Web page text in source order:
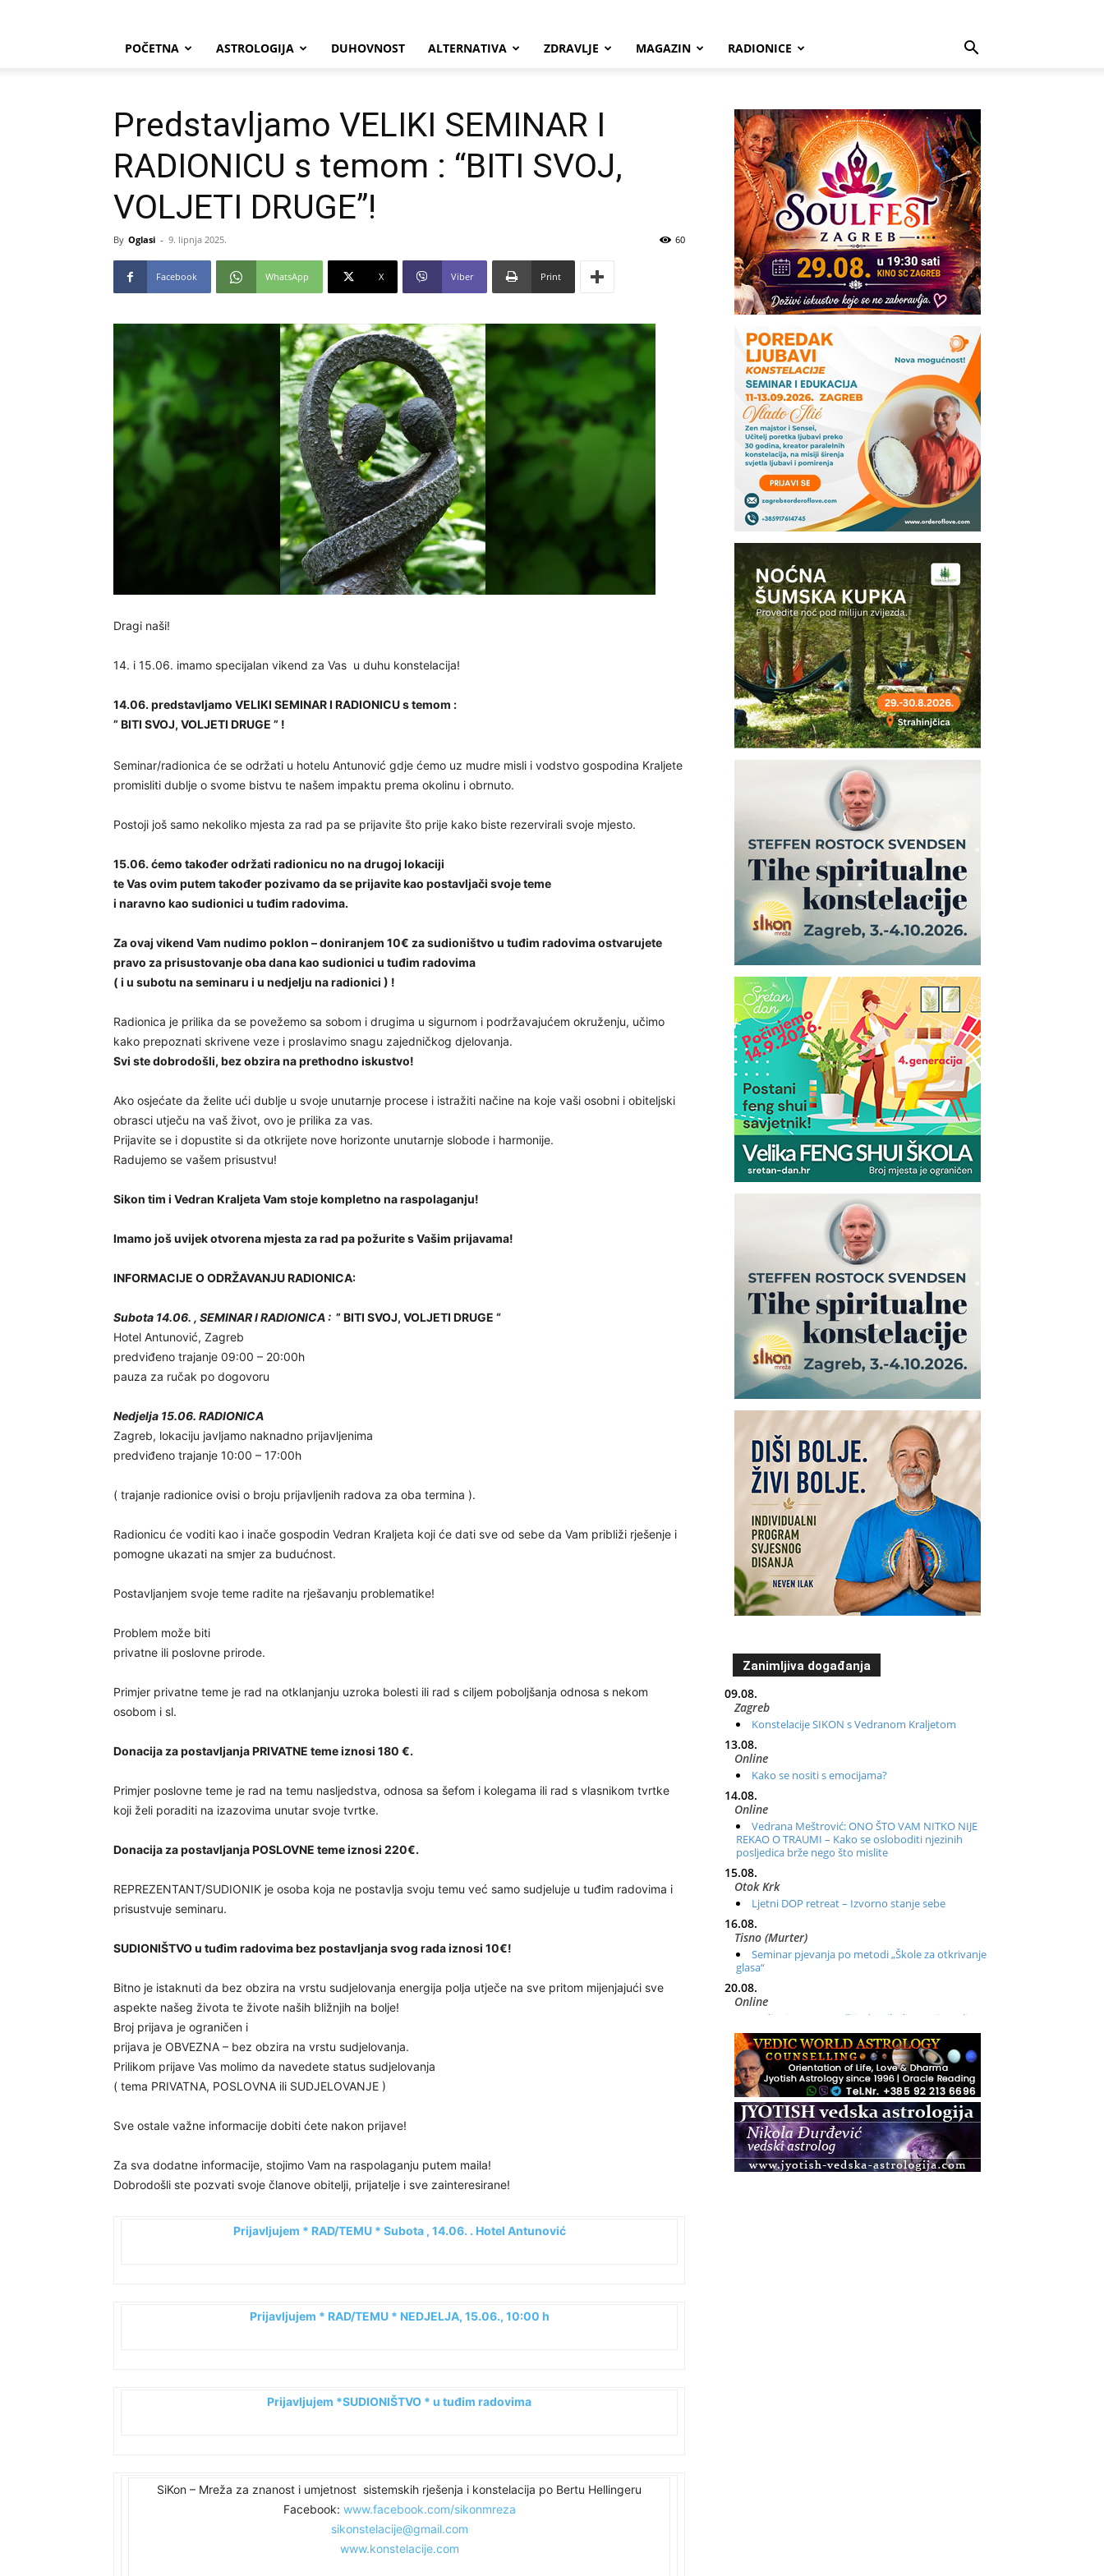
POČETNA ASTROLOGIJA DUHOVNOST ALTERNATIVA ZDRAVLJE MAGAZIN RADIONICE
Predstavljamo VELIKI SEMINAR I
RADIONICU s temom : “BITI SVOJ,
VOLJETI DRUGE”!
By Oglasi - 9. lipnja 2025. 60
Facebook WhatsApp X Viber Print
Dragi naši!
14. i 15.06. imamo specijalan vikend za Vas u duhu konstelacija!
14.06. predstavljamo VELIKI SEMINAR I RADIONICU s temom :
” BITI SVOJ, VOLJETI DRUGE ” !
Seminar/radionica će se održati u hotelu Antunović gdje ćemo uz mudre misli i vodstvo gospodina Kraljete
promisliti dublje o svome bistvu te našem impaktu prema okolinu i obrnuto.
Postoji još samo nekoliko mjesta za rad pa se prijavite što prije kako biste rezervirali svoje mjesto.
15.06. ćemo također održati radionicu no na drugoj lokaciji
te Vas ovim putem također pozivamo da se prijavite kao postavljači svoje teme
i naravno kao sudionici u tuđim radovima.
Za ovaj vikend Vam nudimo poklon – doniranjem 10€ za sudioništvo u tuđim radovima ostvarujete
pravo za prisustovanje oba dana kao sudionici u tuđim radovima
( i u subotu na seminaru i u nedjelju na radionici ) !
Radionica je prilika da se povežemo sa sobom i drugima u sigurnom i podržavajućem okruženju, učimo
kako prepoznati skrivene veze i proslavimo snagu zajedničkog djelovanja.
Svi ste dobrodošli, bez obzira na prethodno iskustvo!
Ako osjećate da želite ući dublje u svoje unutarnje procese i istražiti načine na koje vaši osobni i obiteljski
obrasci utječu na vaš život, ovo je prilika za vas.
Prijavite se i dopustite si da otkrijete nove horizonte unutarnje slobode i harmonije.
Radujemo se vašem prisustvu!
Sikon tim i Vedran Kraljeta Vam stoje kompletno na raspolaganju!
Imamo još uvijek otvorena mjesta za rad pa požurite s Vašim prijavama!
INFORMACIJE O ODRŽAVANJU RADIONICA:
Subota 14.06. , SEMINAR I RADIONICA : ” BITI SVOJ, VOLJETI DRUGE “
Hotel Antunović, Zagreb
predviđeno trajanje 09:00 – 20:00h
pauza za ručak po dogovoru
Nedjelja 15.06. RADIONICA
Zagreb, lokaciju javljamo naknadno prijavljenima
predviđeno trajanje 10:00 – 17:00h
( trajanje radionice ovisi o broju prijavljenih radova za oba termina ).
Radionicu će voditi kao i inače gospodin Vedran Kraljeta koji će dati sve od sebe da Vam približi rješenje i
pomogne ukazati na smjer za budućnost.
Postavljanjem svoje teme radite na rješavanju problematike!
Problem može biti
privatne ili poslovne prirode.
Primjer privatne teme je rad na otklanjanju uzroka bolesti ili rad s ciljem poboljšanja odnosa s nekom
osobom i sl.
Donacija za postavljanja PRIVATNE teme iznosi 180 €.
Primjer poslovne teme je rad na temu nasljedstva, odnosa sa šefom i kolegama ili rad s vlasnikom tvrtke
koji želi poraditi na izazovima unutar svoje tvrtke.
Donacija za postavljanja POSLOVNE teme iznosi 220€.
REPREZENTANT/SUDIONIK je osoba koja ne postavlja svoju temu već samo sudjeluje u tuđim radovima i
prisustvuje seminaru.
SUDIONIŠTVO u tuđim radovima bez postavljanja svog rada iznosi 10€!
Bitno je istaknuti da bez obzira na vrstu sudjelovanja energija polja utječe na sve pritom mijenjajući sve
aspekte našeg života te živote naših bližnjih na bolje!
Broj prijava je ograničen i
prijava je OBVEZNA – bez obzira na vrstu sudjelovanja.
Prilikom prijave Vas molimo da navedete status sudjelovanja
( tema PRIVATNA, POSLOVNA ili SUDJELOVANJE )
Sve ostale važne informacije dobiti ćete nakon prijave!
Za sva dodatne informacije, stojimo Vam na raspolaganju putem maila!
Dobrodošli ste pozvati svoje članove obitelji, prijatelje i sve zainteresirane!
Prijavljujem * RAD/TEMU * Subota , 14.06. . Hotel Antunović
Prijavljujem * RAD/TEMU * NEDJELJA, 15.06., 10:00 h
Prijavljujem *SUDIONIŠTVO * u tuđim radovima
SiKon – Mreža za znanost i umjetnost sistemskih rješenja i konstelacija po Bertu Hellingeru
Facebook: www.facebook.com/sikonmreza
sikonstelacije@gmail.com
www.konstelacije.com
Zanimljiva događanja
09.08.
Zagreb
Konstelacije SIKON s Vedranom Kraljetom
13.08.
Online
Kako se nositi s emocijama?
14.08.
Online
Vedrana Meštrović: ONO ŠTO VAM NITKO NIJE
REKAO O TRAUMI – Kako se osloboditi njezinih
posljedica brže nego što mislite
15.08.
Otok Krk
Ljetni DOP retreat – Izvorno stanje sebe
16.08.
Tisno (Murter)
Seminar pjevanja po metodi „Škole za otkrivanje
glasa“
20.08.
Online
Radionica: Pomagači iz drugih dimenzija Online –
otvoreno za sve
21.08.
Zagreb+Online
Osnovni ThetaHealing® tečaj, Zagreb i Online
22.08.
Zagreb
Osnovna radionica za izscjeljivanje pranom (Basic
Pranic Healing course)
Pula